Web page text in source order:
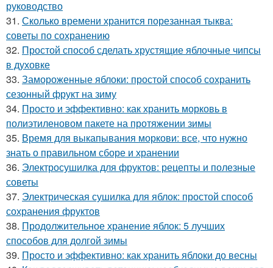
руководство
31. Сколько времени хранится порезанная тыква:
советы по сохранению
32. Простой способ сделать хрустящие яблочные чипсы
в духовке
33. Замороженные яблоки: простой способ сохранить
сезонный фрукт на зиму
34. Просто и эффективно: как хранить морковь в
полиэтиленовом пакете на протяжении зимы
35. Время для выкапывания моркови: все, что нужно
знать о правильном сборе и хранении
36. Электросушилка для фруктов: рецепты и полезные
советы
37. Электрическая сушилка для яблок: простой способ
сохранения фруктов
38. Продолжительное хранение яблок: 5 лучших
способов для долгой зимы
39. Просто и эффективно: как хранить яблоки до весны